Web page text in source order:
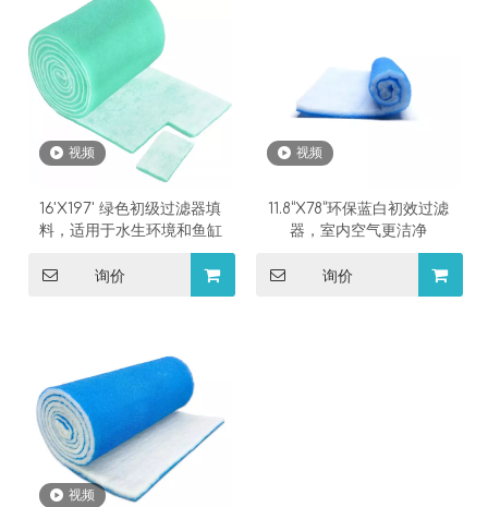
视频
16'X197' 绿色初级过滤器填
料，适用于水生环境和鱼缸
询价
视频
11.8“X78”环保蓝白初效过滤
器，室内空气更洁净
询价
视频